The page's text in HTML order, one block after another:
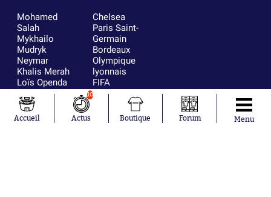
Mohamed
Salah
Mykhailo
Mudryk
Neymar
Khalis Merah
Loïs Openda
Niakhaté
Nicolás
Tagliafico
Chelsea
Paris Saint-
Germain
Bordeaux
Olympique
lyonnais
FIFA
Real Madrid
RC Strasbourg
AC Milan
France
Accueil
10
Actus Boutique Forum Menu